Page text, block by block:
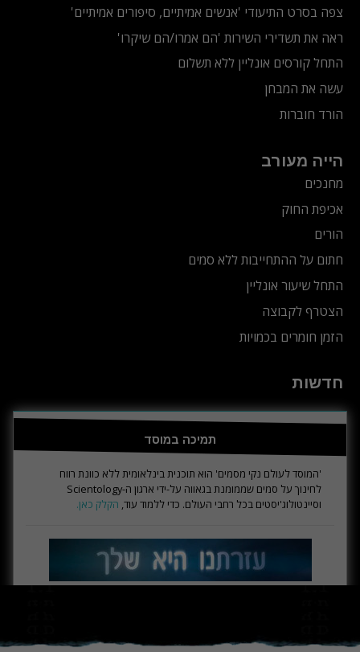
צפה בסרט התיעודי 'אנשים אמיתיים, סיפורים אמיתיים'
ראה את תשדירי השירות 'הם אמרו/הם שיקרו'
התחל קורסים אונליין ללא תשלום
עשה את המבחן
הורד חוברות
הייה מעורב
מחנכים
אכיפת החוק
הורים
חתום על ההתחייבות ללא סמים
התחל שיעור אונליין
הצטרף לקבוצה
הזמן חומרים בכמויות
חדשות
תמיכה במוסד
'המוסד לעולם נקי מסמים' הוא תוכנית בינלאומית ללא כוונת רווח
לחינוך על סמים שממומנת בגאווה על-ידי ארגון ה-Scientology
וסיינטולוג'יסטים בכל רחבי העולם. כדי ללמוד עוד, הקלק כאן.